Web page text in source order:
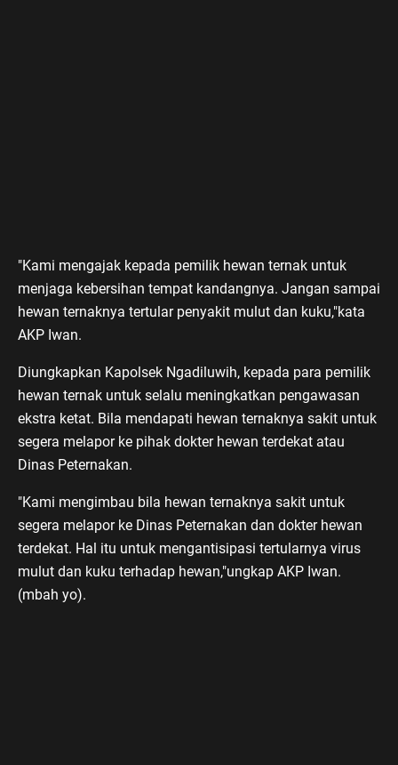
"Kami mengajak kepada pemilik hewan ternak untuk
menjaga kebersihan tempat kandangnya. Jangan sampai
hewan ternaknya tertular penyakit mulut dan kuku,"kata
AKP Iwan.
Diungkapkan Kapolsek Ngadiluwih, kepada para pemilik
hewan ternak untuk selalu meningkatkan pengawasan
ekstra ketat. Bila mendapati hewan ternaknya sakit untuk
segera melapor ke pihak dokter hewan terdekat atau
Dinas Peternakan.
"Kami mengimbau bila hewan ternaknya sakit untuk
segera melapor ke Dinas Peternakan dan dokter hewan
terdekat. Hal itu untuk mengantisipasi tertularnya virus
mulut dan kuku terhadap hewan,"ungkap AKP Iwan.
(mbah yo).